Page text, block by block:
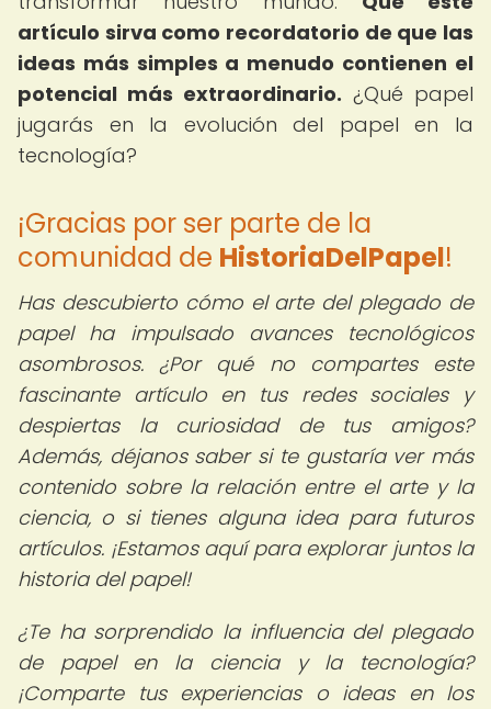
artículo sirva como recordatorio de que las
ideas más simples a menudo contienen el
potencial más extraordinario. ¿Qué papel
jugarás en la evolución del papel en la
tecnología?
¡Gracias por ser parte de la
comunidad de HistoriaDelPapel!
Has descubierto cómo el arte del plegado de
papel ha impulsado avances tecnológicos
asombrosos. ¿Por qué no compartes este
fascinante artículo en tus redes sociales y
despiertas la curiosidad de tus amigos?
Además, déjanos saber si te gustaría ver más
contenido sobre la relación entre el arte y la
ciencia, o si tienes alguna idea para futuros
artículos. ¡Estamos aquí para explorar juntos la
historia del papel!
¿Te ha sorprendido la influencia del plegado
de papel en la ciencia y la tecnología?
¡Comparte tus experiencias o ideas en los